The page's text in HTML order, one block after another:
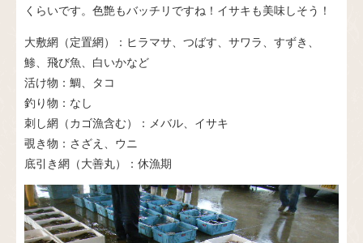
くらいです。色艶もバッチリですね！イサキも美味しそう！
大敷網（定置網）：ヒラマサ、つばす、サワラ、すずき、
鯵、飛び魚、白いかなど
活け物：鯛、タコ
釣り物：なし
刺し網（カゴ漁含む）：メバル、イサキ
覗き物：さざえ、ウニ
底引き網（大善丸）：休漁期